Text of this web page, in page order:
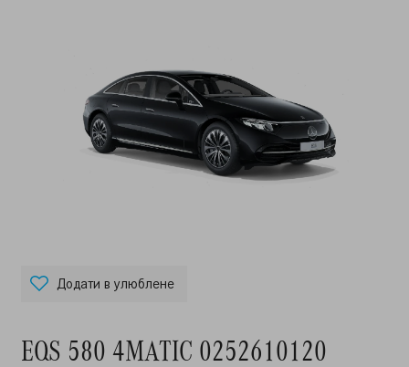
Додати в улюблене
EQS 580 4MATIC 0252610120